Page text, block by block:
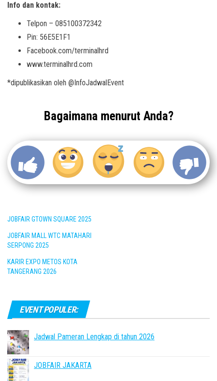
Info dan kontak:
Telpon – 085100372342
Pin: 56E5E1F1
Facebook.com/terminalhrd
www.terminalhrd.com
*dipublikasikan oleh @InfoJadwalEvent
Bagaimana menurut Anda?
JOBFAIR GTOWN SQUARE 2025
JOBFAIR MALL WTC MATAHARI
SERPONG 2025
KARIR EXPO METOS KOTA
TANGERANG 2026
EVENT POPULER:
Jadwal Pameran Lengkap di tahun 2026
JOBFAIR JAKARTA